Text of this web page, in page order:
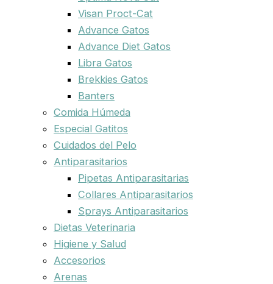
Visan Proct-Cat
Advance Gatos
Advance Diet Gatos
Libra Gatos
Brekkies Gatos
Banters
Comida Húmeda
Especial Gatitos
Cuidados del Pelo
Antiparasitarios
Pipetas Antiparasitarias
Collares Antiparasitarios
Sprays Antiparasitarios
Dietas Veterinaria
Higiene y Salud
Accesorios
Arenas